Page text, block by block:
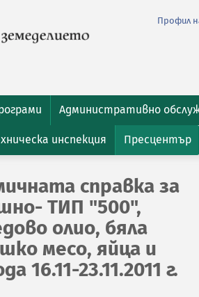
Профил
Административно
инспекция Пресцентър
справка за
ТИП "500",
олио, бяла
месо, яйца и
16.11-23.11.2011 г.